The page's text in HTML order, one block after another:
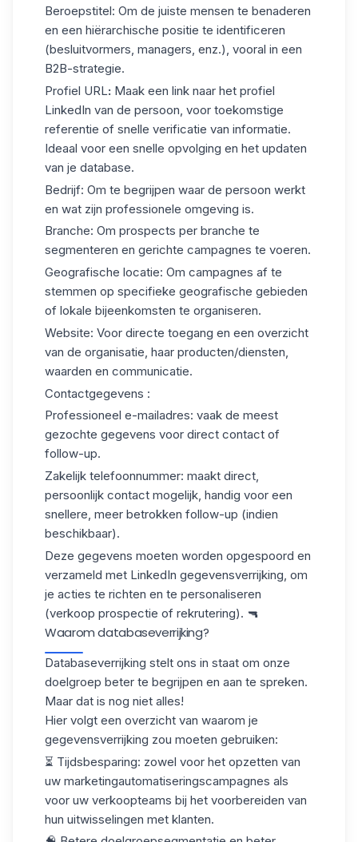
Beroepstitel: Om de juiste mensen te benaderen
en een hiërarchische positie te identificeren
(besluitvormers, managers, enz.), vooral in een
B2B-strategie.
Profiel URL: Maak een link naar het profiel
LinkedIn van de persoon, voor toekomstige
referentie of snelle verificatie van informatie.
Ideaal voor een snelle opvolging en het updaten
van je database.
Bedrijf: Om te begrijpen waar de persoon werkt
en wat zijn professionele omgeving is.
Branche: Om prospects per branche te
segmenteren en gerichte campagnes te voeren.
Geografische locatie: Om campagnes af te
stemmen op specifieke geografische gebieden
of lokale bijeenkomsten te organiseren.
Website: Voor directe toegang en een overzicht
van de organisatie, haar producten/diensten,
waarden en communicatie.
Contactgegevens :
Professioneel e-mailadres: vaak de meest
gezochte gegevens voor direct contact of
follow-up.
Zakelijk telefoonnummer: maakt direct,
persoonlijk contact mogelijk, handig voor een
snellere, meer betrokken follow-up (indien
beschikbaar).
Deze gegevens moeten worden opgespoord en
verzameld met LinkedIn gegevensverrijking, om
je acties te richten en te personaliseren
(verkoop prospectie of rekrutering). 🔫
Waarom databaseverrijking?
Databaseverrijking stelt ons in staat om onze
doelgroep beter te begrijpen en aan te spreken.
Maar dat is nog niet alles!
Hier volgt een overzicht van waarom je
gegevensverrijking zou moeten gebruiken:
⏳ Tijdsbesparing: zowel voor het opzetten van
uw marketingautomatiseringscampagnes als
voor uw verkoopteams bij het voorbereiden van
hun uitwisselingen met klanten.